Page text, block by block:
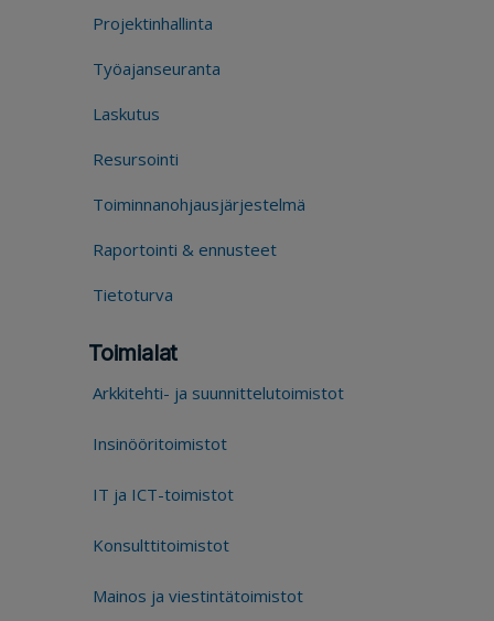
Projektinhallinta
Työajanseuranta
Laskutus
Resursointi
Toiminnanohjausjärjestelmä
Raportointi & ennusteet
Tietoturva
Toimialat
Arkkitehti- ja suunnittelutoimistot
Insinööritoimistot
IT ja ICT-toimistot
Konsulttitoimistot
Mainos ja viestintätoimistot